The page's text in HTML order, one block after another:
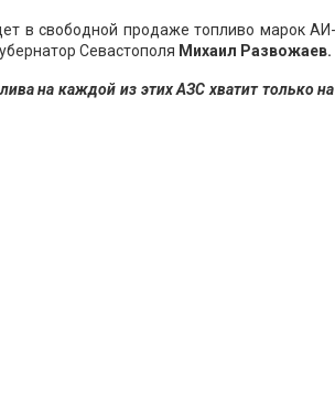
в свободной продаже топливо марок
Севастополя Михаил Развожаев.
на каждой из этих АЗС хватит только